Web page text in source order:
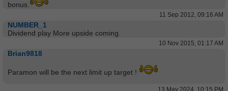
bonus.
11 Sep 2012, 09:16 AM
NUMBER_1
Dividend play More upside coming.
10 Nov 2015, 01:17 AM
Brian9818
Paramon will be the next limit up target !
13 May 2024, 10:15 PM